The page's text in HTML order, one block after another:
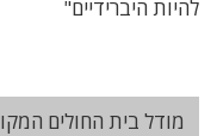
מודל בית החולים